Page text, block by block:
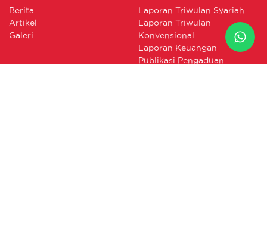
Berita
Artikel
Galeri
Laporan Triwulan Syariah
Laporan Triwulan
Konvensional
Laporan Keuangan
Publikasi Pengaduan